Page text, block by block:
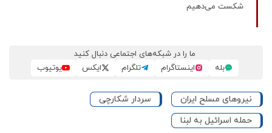
شکست می‌دهیم
ما را در شبکه‌های اجتماعی دنبال کنید
بله
اینستاگرام تلگرام ایکس یوتیوب
نیروهای مسلح ایران
سردار شکارچی
حمله اسرائیل به لبنا